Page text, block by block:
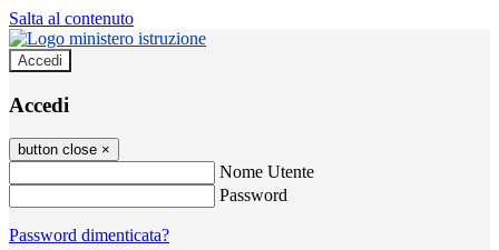
Salta al contenuto
Accedi
Accedi
button close ×
Nome Utente
Password
Password dimenticata?